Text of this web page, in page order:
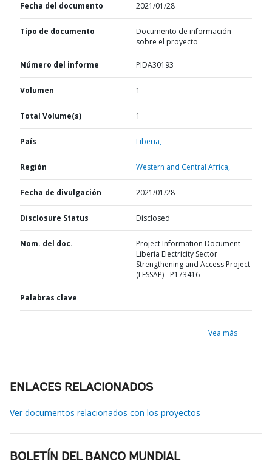
Fecha del documento 2021/01/28
Tipo de documento
Documento de información
sobre el proyecto
Número del informe PIDA30193
Volumen 1
Total Volume(s) 1
País Liberia,
Región Western and Central Africa,
Fecha de divulgación 2021/01/28
Disclosure Status Disclosed
Nom. del doc.
Project Information Document -
Liberia Electricity Sector
Strengthening and Access Project
(LESSAP) - P173416
Palabras clave
Vea más
ENLACES RELACIONADOS
Ver documentos relacionados con los proyectos
BOLETÍN DEL BANCO MUNDIAL